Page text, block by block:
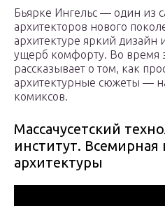
Бьярке Ингельс — один из
архитекторов нового
архитектуре яркий дизайн
ущерб комфорту. Во время
рассказывает о том, как
архитектурные сюжеты —
комиксов.
Массачусетский
институт. Всемирная
архитектуры